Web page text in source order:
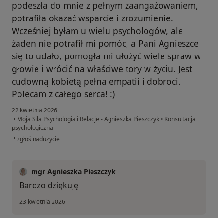
podeszła do mnie z pełnym zaangażowaniem,
potrafiła okazać wsparcie i zrozumienie.
Wcześniej byłam u wielu psychologów, ale
żaden nie potrafił mi pomóc, a Pani Agnieszce
się to udało, pomogła mi ułożyć wiele spraw w
głowie i wrócić na właściwe tory w życiu. Jest
cudowną kobietą pełna empatii i dobroci.
Polecam z całego serca! :)
22 kwietnia 2026
• Moja Siła Psychologia i Relacje - Agnieszka Pieszczyk • Konsultacja
psychologiczna
• w opinii użytkownika Z
zgłoś nadużycie
mgr Agnieszka Pieszczyk
Bardzo dziękuję
23 kwietnia 2026